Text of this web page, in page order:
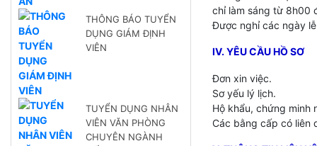
THÔNG BÁO TUYỂN
DỤNG GIÁM ĐỊNH
VIÊN
TUYỂN DỤNG NHÂN
VIÊN VĂN PHÒNG
CHUYÊN NGÀNH
chỉ làm sáng từ 8h00
Được nghỉ các ngày
IV. YÊU CẦU HỒ SƠ
Đơn xin việc.
Sơ yếu lý lịch.
Hộ khẩu, chứng minh
Các bằng cấp có liên